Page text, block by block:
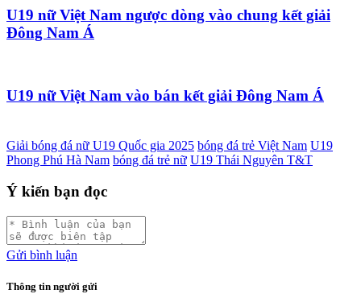
U19 nữ Việt Nam ngược dòng vào chung kết giải
Đông Nam Á
U19 nữ Việt Nam vào bán kết giải Đông Nam Á
Giải bóng đá nữ U19 Quốc gia 2025 bóng đá trẻ Việt Nam U19
Phong Phú Hà Nam bóng đá trẻ nữ U19 Thái Nguyên T&T
Ý kiến bạn đọc
Gửi bình luận
Thông tin người gửi